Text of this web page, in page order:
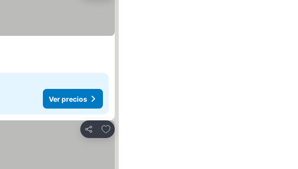
Ver precios
Compartir
Añadir a favoritos